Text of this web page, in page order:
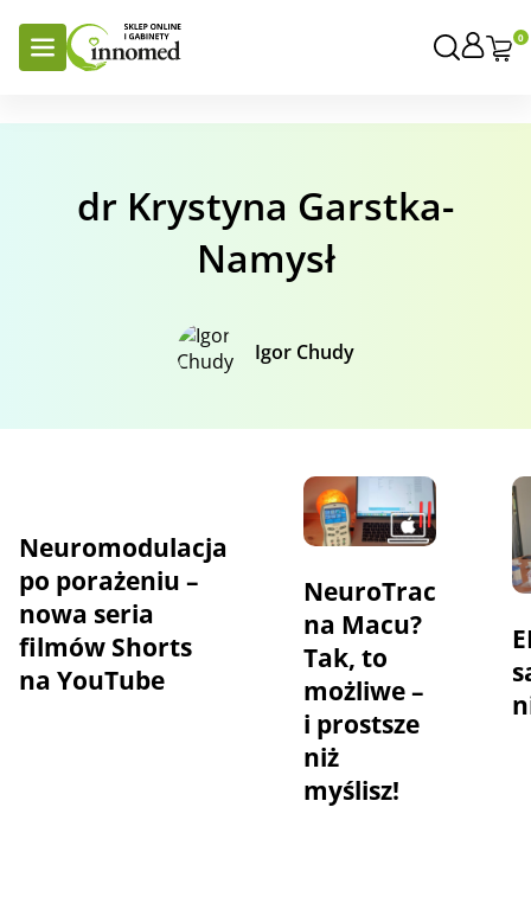
0
dr Krystyna Garstka-
Namysł
Igor Chudy
Neuromodulacja
po porażeniu –
nowa seria
filmów Shorts
na YouTube
NeuroTrac
na Macu?
Tak, to
możliwe –
i prostsze
niż
myślisz!